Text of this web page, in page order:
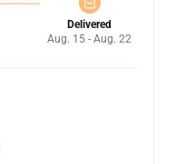
Delivered
Aug. 15 - Aug. 22